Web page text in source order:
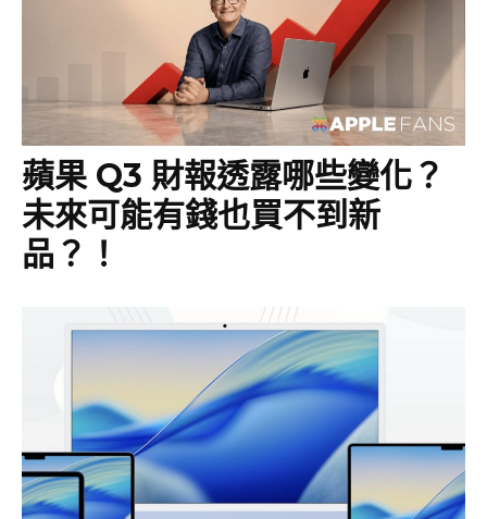
蘋果 Q3 財報透露哪些變化？
未來可能有錢也買不到新
品？！